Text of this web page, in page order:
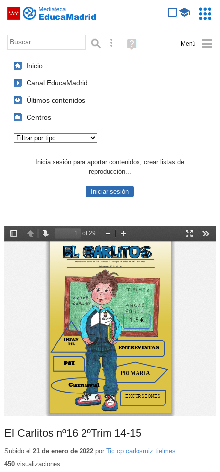
Saltar navegación
Palabra o frase: Búsqueda avanzada
Ayuda
(en
Inicio
Canal EducaMadrid
Últimos contenidos
Centros
Inicia sesión para aportar contenidos, crear listas de
reproducción...
Iniciar sesión
El Carlitos nº16 2ºTrim 14-15
Subido el 21 de enero de 2022por Tic cp carlosruiz tielmes
450visualizaciones